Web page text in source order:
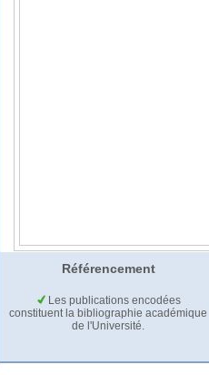
Référencement
Les publications encodées
constituent la bibliographie académique
de l'Université.